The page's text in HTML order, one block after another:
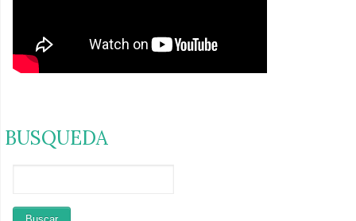
BUSQUEDA